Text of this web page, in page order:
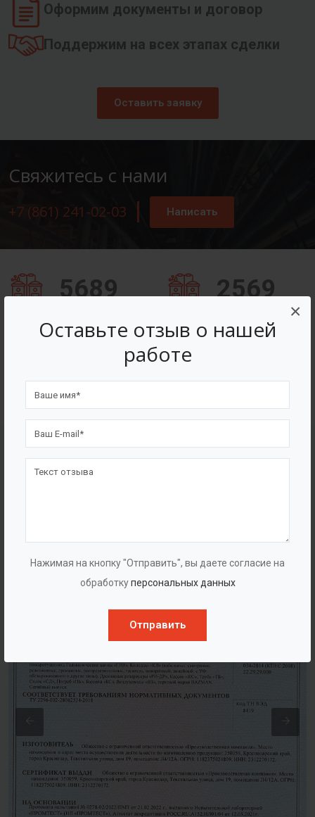
Оставьте отзыв о нашей
работе
Нажимая на кнопку "Отправить", вы даете согласие на
обработкуперсональных данных
Отправить
×
Оформим документы и договор
Поддержим на всех этапах сделки
Оставить заявку
Свяжитесь с нами
+7 (861) 241-02-03 Написать
5689 2569
Счастливых клиентов
Сертификаты